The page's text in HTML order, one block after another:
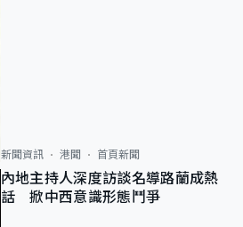
新聞資訊 港聞 首頁新聞
內地主持人深度訪談名導路蘭成熱
話 掀中西意識形態鬥爭